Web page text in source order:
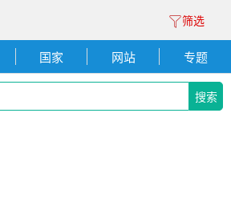
筛选
国家 网站 专题
搜索